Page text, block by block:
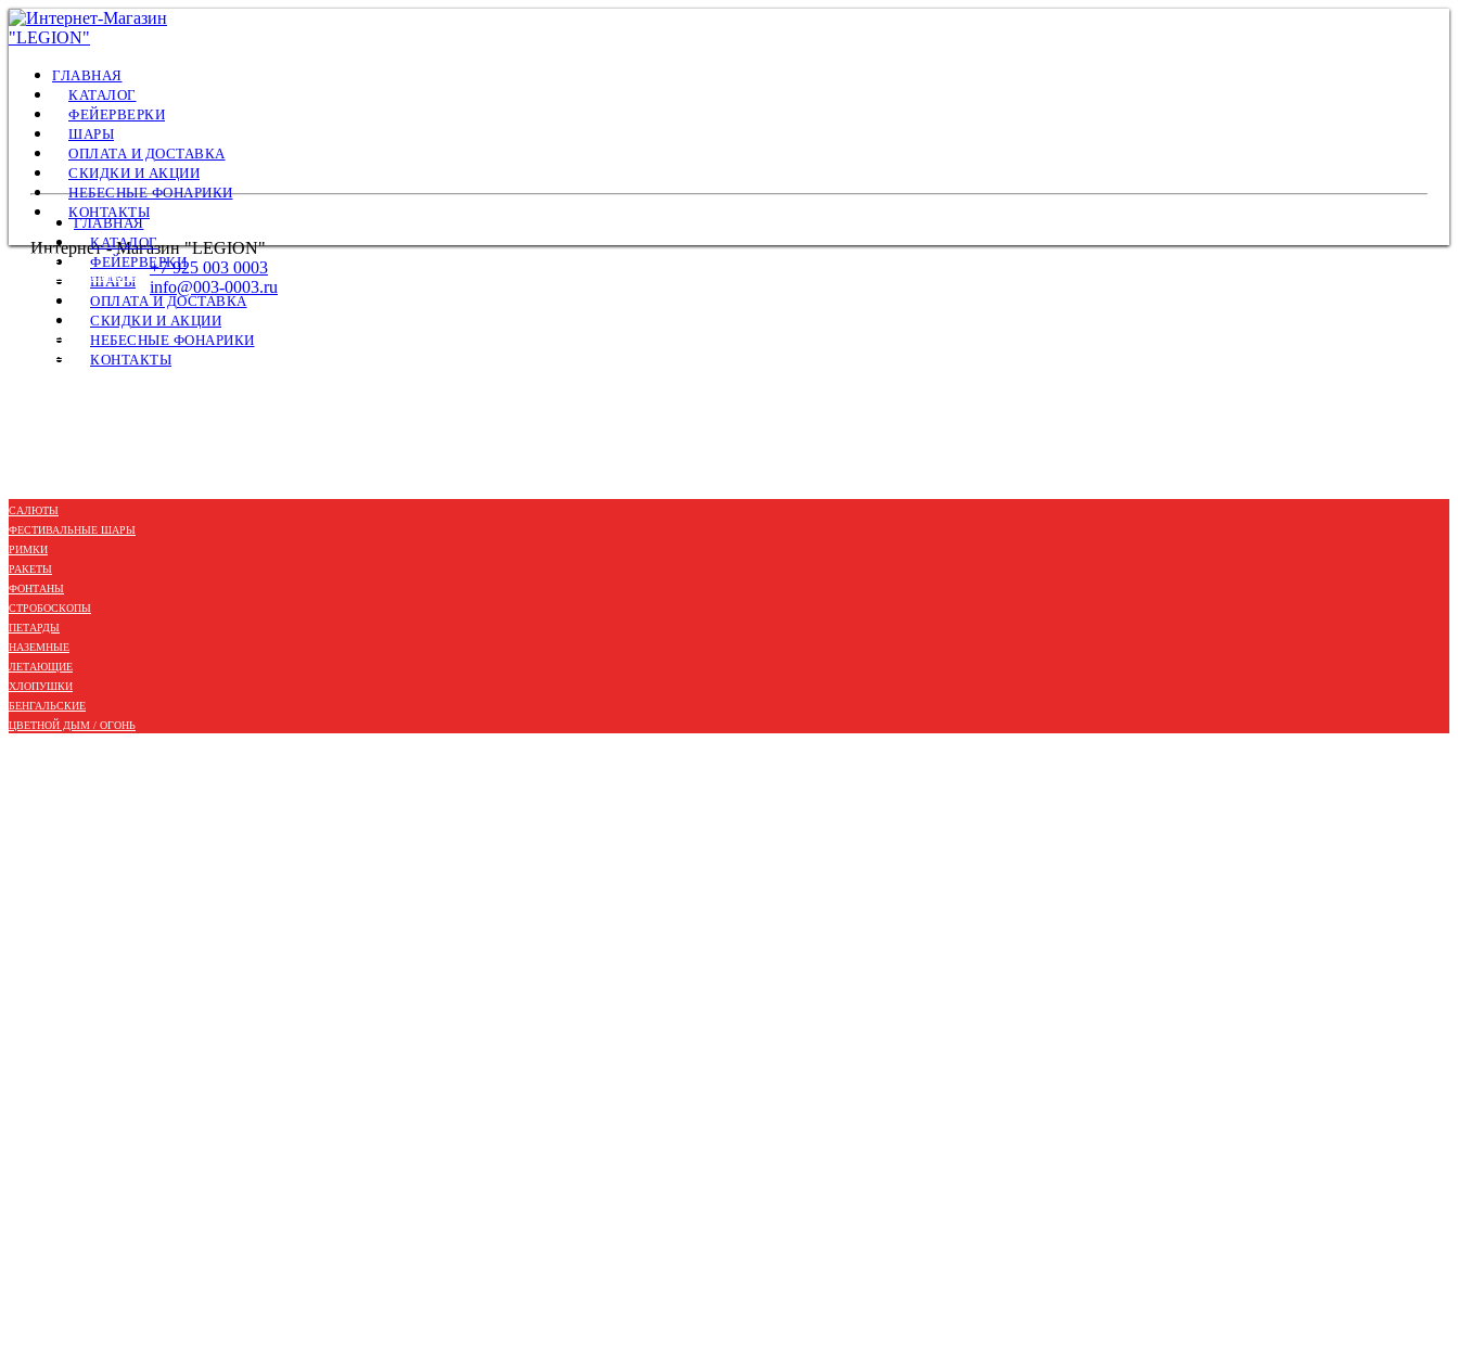
ГЛАВНАЯ
КАТАЛОГ
ФЕЙЕРВЕРКИ
ШАРЫ
ОПЛАТА И ДОСТАВКА
СКИДКИ И АКЦИИ
НЕБЕСНЫЕ ФОНАРИКИ
КОНТАКТЫ
Интернет - Магазин "LEGION"
+7 925 003 0003
info@003-0003.ru
ГЛАВНАЯ
КАТАЛОГ
ФЕЙЕРВЕРКИ
ШАРЫ
ОПЛАТА И ДОСТАВКА
СКИДКИ И АКЦИИ
НЕБЕСНЫЕ ФОНАРИКИ
КОНТАКТЫ
САЛЮТЫ
ФЕСТИВАЛЬНЫЕ ШАРЫ
СТРОБОСКОПЫ
САЛЮТЫ
ФЕСТИВАЛЬНЫЕ ШАРЫ
РИМКИ
РАКЕТЫ
ФОНТАНЫ
СТРОБОСКОПЫ
ПЕТАРДЫ
НАЗЕМНЫЕ
ЛЕТАЮЩИЕ
ХЛОПУШКИ
БЕНГАЛЬСКИЕ
ЦВЕТНОЙ ДЫМ / ОГОНЬ